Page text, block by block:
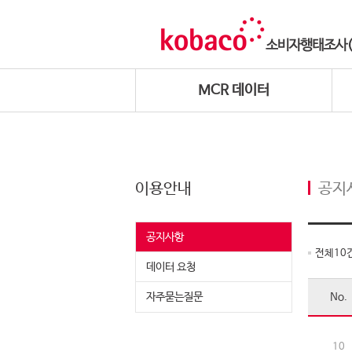
MCR 데이터
이용안내
공지사항
데이터 요청
자주묻는질문
공지
전체 10
No.
10